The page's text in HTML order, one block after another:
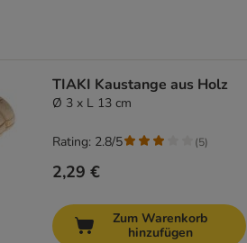
TIAKI Kaustange aus Holz
Ø 3 x L 13 cm
2,29 €
Rating: 2.8/5 (5)
Zum Warenkorb
hinzufügen